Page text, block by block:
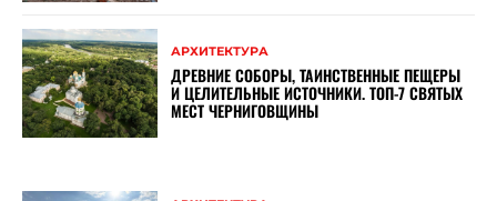
АРХИТЕКТУРА
ДРЕВНИЕ СОБОРЫ, ТАИНСТВЕННЫЕ ПЕЩЕРЫ
И ЦЕЛИТЕЛЬНЫЕ ИСТОЧНИКИ. ТОП-7 СВЯТЫХ
МЕСТ ЧЕРНИГОВЩИНЫ